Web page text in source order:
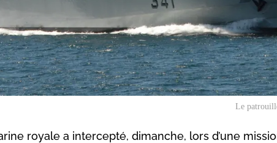
Le
royale a intercepté, dimanche, lors d’une